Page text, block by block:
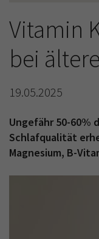
Vitamin
bei
19.05.2025
Ungefähr 50-60%
Schlafqualität
Magnesium, B-